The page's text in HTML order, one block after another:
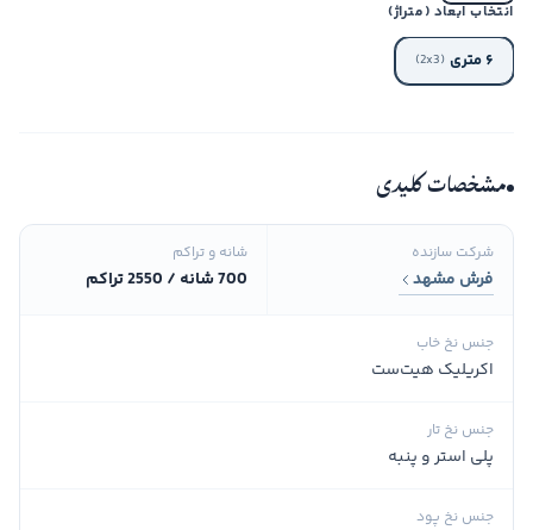
انتخاب ابعاد (متراژ)
۶ متری (2x3)
مشخصات کلیدی
شرکت سازنده
فرش مشهد
شانه و تراکم
700 شانه / 2550 تراکم
جنس نخ خاب
اکریلیک هیت‌ست
جنس نخ تار
پلی استر و پنبه
جنس نخ پود